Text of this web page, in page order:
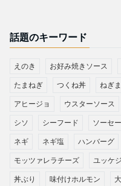
話題のキーワード
えのき お好み焼きソース
たまねぎ つくね丼 ねぎま
アヒージョ ウスターソース
シソ シーフード ソーセ
ネギ ネギ塩 ハンバーグ
モッツァレラチーズ ユッケ
丼ぶり 味付けホルモン